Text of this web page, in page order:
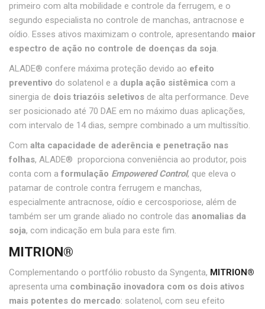
primeiro com alta mobilidade e controle da ferrugem, e o
segundo especialista no controle de manchas, antracnose e
oídio. Esses ativos maximizam o controle, apresentando maior
espectro de ação no controle de doenças da soja.
ALADE® confere máxima proteção devido ao efeito
preventivo do solatenol e a dupla ação sistêmica com a
sinergia de dois triazóis seletivos de alta performance. Deve
ser posicionado até 70 DAE em no máximo duas aplicações,
com intervalo de 14 dias, sempre combinado a um multissítio.
Com alta capacidade de aderência e penetração nas
folhas, ALADE® proporciona conveniência ao produtor, pois
conta com a formulação Empowered Control, que eleva o
patamar de controle contra ferrugem e manchas,
especialmente antracnose, oídio e cercosporiose, além de
também ser um grande aliado no controle das anomalias da
soja, com indicação em bula para este fim.
MITRION®
Complementando o portfólio robusto da Syngenta, MITRION®
apresenta uma combinação inovadora com os dois ativos
mais potentes do mercado: solatenol, com seu efeito